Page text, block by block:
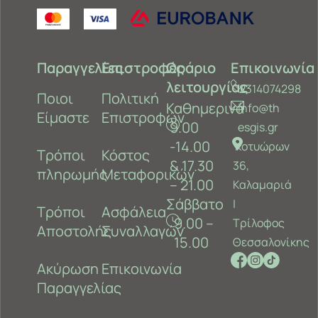
Παραγγελίες
Ποιοι
Είμαστε
Τρόποι
πληρωμής
Τρόποι
Αποστολής
Ακύρωση
Παραγγελίας
Επιστροφές
Πολιτική
Επιστροφών
Κόστος
Μεταφορικών
Ασφάλεια
Συναλλαγών
Επικοινωνία
Ωράριο
λειτουργίας
Καθημερινά
9.00
-14.00
& 17.30
– 21.00
Σάββατο
9.00 –
15.00
Επικοινωνία
2314074298
info@th
esgis.gr
Κοτυώρων
36,
Καλαμαριά
‎|
Τρίλοφος
Θεσσαλονίκης